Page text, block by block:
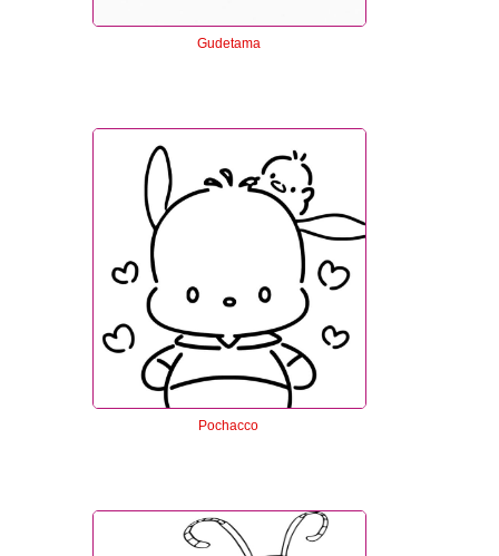
Gudetama
Pochacco